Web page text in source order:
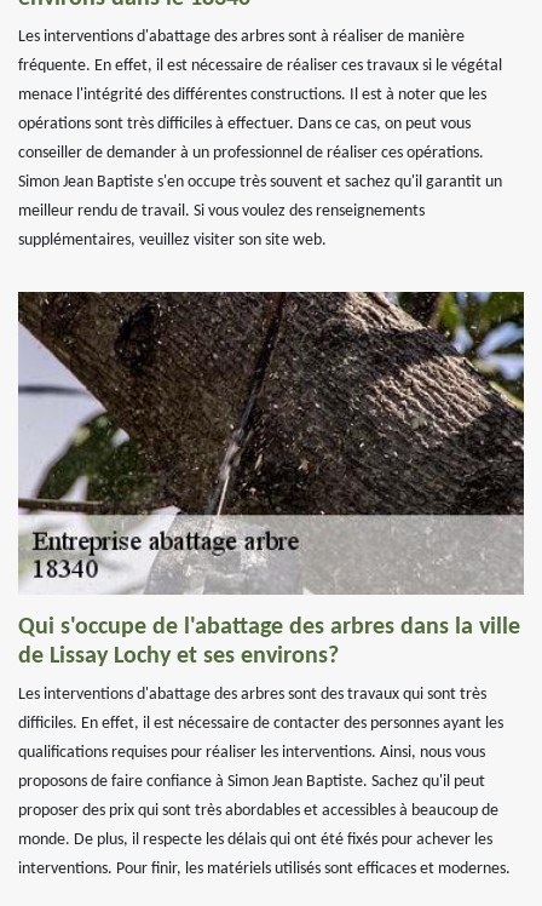
Les interventions d'abattage des arbres sont à réaliser de manière
fréquente. En effet, il est nécessaire de réaliser ces travaux si le végétal
menace l'intégrité des différentes constructions. Il est à noter que les
opérations sont très difficiles à effectuer. Dans ce cas, on peut vous
conseiller de demander à un professionnel de réaliser ces opérations.
Simon Jean Baptiste s'en occupe très souvent et sachez qu'il garantit un
meilleur rendu de travail. Si vous voulez des renseignements
supplémentaires, veuillez visiter son site web.
Qui s'occupe de l'abattage des arbres dans la ville
de Lissay Lochy et ses environs?
Les interventions d'abattage des arbres sont des travaux qui sont très
difficiles. En effet, il est nécessaire de contacter des personnes ayant les
qualifications requises pour réaliser les interventions. Ainsi, nous vous
proposons de faire confiance à Simon Jean Baptiste. Sachez qu'il peut
proposer des prix qui sont très abordables et accessibles à beaucoup de
monde. De plus, il respecte les délais qui ont été fixés pour achever les
interventions. Pour finir, les matériels utilisés sont efficaces et modernes.